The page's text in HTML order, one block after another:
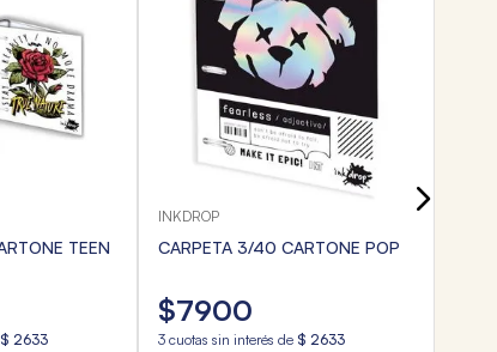
TEEN
$ 2633
INKDROP
CARPETA 3/40 CARTONE POP
$7900
3 cuotas sin interés de $ 2633